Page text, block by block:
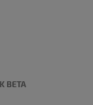
BETA